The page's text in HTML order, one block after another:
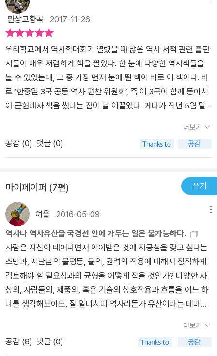
춘 영사관 습격 사건’(간토 참변)을 조작해 간토와 시베리아에 주
둔하고 있던 일본군을 출동시켜 독립군을 제압하려 했다는 정도
입니다. 우리의 역사교육에서는 이 이상 가르치지 않습니다. 그런
데 과연 일본은 조선의 독립군을 제압하기 위해서만 간토를 침략
했을까요? 당시 간토는 중국 땅인데, 어떻게 무단으로 공격을 가
할 수 있었을까요? 또, 시베리아는 러시아의 땅인데, 일본군은 왜
시베리아에 가 있었을까요? 독립군에 대해서도 의문이 있습니
다. 당시 독립군은 ‘체코 군단’이 내다파는 무기를 구입해 무장력
용이 1권 <국제 관계의 변동으로 읽는 동아시아의 역사> 4장
‘제1차 세계대전과 워싱턴 체제’에 자세히 나옵니다. 긴 설명을 하
어든 것도 아니고, 중국을 완전히 무시하고 행동한 것도 아니라는
점입니다. 독립군의 입장에서 당시 국제 정세는 매우 불리했습니
다. 아무튼 ‘청산리 전투’에 관한 ‘국제 관계사’를 제대로 파악하
면 한국근대사(한국민족운동사)만이 아니라 제1차 세계대전과
동아시아사, 그리고 세계의 움직임을 더욱 풍성하고 정확하게 알
수 있습니다. ‘관계사’적 맥락에서 한·중·일 3국의 역사를 읽는다
는 것이 얼마나 중요한지, 독자분들도 함께 깨닫기를 바라는 마음
이에요. ▶ 그렇다면 이 두 권의 책에서는 세 나라의 관계사를 드
러내기 위해 어떤 노력과 과정이 있었는지요? 또 그 결과물은 어
떻게 표현되었는지 궁금합니다. 올해로 11년째 만남을 지속하면
준이 확대되고 깊어졌다고 볼 수 있습니다. 이번 《한중일이 함께
쓴 동아시아 근현대사》는 두 권으로 이루어져 있습니다. 먼저 우
대는 거센 바람앞의 등불처럼 커다란 소용돌이에 휘말리게 되면
서 굴곡진 모습으로 요동치는 시대이다. 이때 서양과 통교하면서
청은 양무운동으로 일본은 메이지유신으로 부국강병을 도모하고
있는데 반해 조선만 고립된 채 혼란한 근대를 보내게 된다. 이때
등장하게 된 국제법을 '만국공법'이라고 불리었는데 이것은 주권
국 간의 대등한 관계를 지향하는 법으로 청은 이 만국공법을 활용
하여 서양에 침략의 빌미를 주지 않은 채 화이질서를 유지하는 것
으로 , 일본은 동아시아에서 주도권을 잡으며 주변국가를 침략하
길을 걸어서인지 만국공법의 실효를 보지 못하였다. 과거는 현재
의 거울이란 말이 있듯이 만국공법에 대해 바른 인지를 못하고 있
던 조선은 불평등조약에 대처할 만한 아무 힘도 없었다. 이어 서
구 열강은 힘으로 갖가지 이권을 차지하여 한중일 3국의 주권과
국익을 크게 훼손시키기 시작한다. 일본의 대륙침략에 대해서
는 일본 내에서도 의견이 분분하다. 일본은 청일전쟁으로 타이완
을 식민지화하고 러일전쟁으로 조선과 남만주를 지배하는 대륙
국가가 되는데 일본의 팽창주의, 침략주의를 필연에 의한 것이 아
니라 '청일전쟁의 전환점'으로 설명한다. 중국에서는 이를 두고
일본의 대륙정책의 목표가 한반도와 만주를 차지하는 것이었으
며, 한국에서는 ‘정한론’에 주목하고 있다. 여기서 삼국의 차이점
이 두드러지는데 전쟁에 대한 시각은 명칭부터 원인까지 다르게
보고 있다. 중국이 ‘항일전쟁’이라 부르는 전쟁은 중국 인민이 일
고도 한다. 그러나 일본은 전시에는 ‘지나사변’으로 불렀고 전후
에는 ‘일중전쟁’으로 부른다. 태평양 전쟁을 일본은 전시에는 ‘대
에 대응하는 3국의 정치사로서만 의미를 갖게되는 절름발이 책
이 되고 말았다. 또 하나 아쉬운 점은 서양 제국주의 세력이 중심
라보는 위로부터의 역사관을 넘어서지도 못했다.
환상교향곡 2017-11-26
우리학교에서 역사학대회가 열렸을 때 많은 역사 서적 관련 출판
사들이 매우 저렴하게 책을 팔았다. 한 눈에 다양한 역사책들을
볼 수 있었는데, 그 중 가장 먼저 눈에 띈 책이 바로 이 책이다. 바
로 ‘한중일 3국 공동 역사 편찬 위원회’, 즉 이 3국이 함께 동아시
아 근현대사 책을 썼다는 점이 날 이끌었다. 게다가 작년 5월 말
시아도 서로 협력 관계를 구축하여 다른 국가들과 경쟁해야 한다
고 생각했다. 이미 선진국 반열에 올라선 일본과, 선진국 문턱까
지 다다른 한국, 미국을 견제할 유일한 국가 중국이 뭉친다면 유
로보다 더욱 센 파워를 가질 수 있지 않을까 싶다. 개인적으로 이
를 위해서는 과거사 청산과 남북한 통일이 해결 과제라고 본다.
특히 2차 대전 직후 미국이 소련과 공산주의를 견제하기 위해 일
본을 패전국치고는 너무 감싸고돌아서 일본이 제국주의 시절의
반성과 대가를 치루지 않은 것이 현재 한중일 삼국 국민들 간의
극심한 반목을 불러일으키고, 이것이 외교적으로 가장 큰 저해 요
소가 되었다. 이러한 반목을 중화하기 위한 첫걸음이 바로 이 책
처럼 한중일이 함께 우리네 역사를 돌이켜보며 서로의 의견을 교
환하고, 문제가 있는 점들은 서로 시정하는 일이 될 것이다. 이 책
안을 작성하고 다른 국가의 역사학자들에게 전달하면 서로 의견
을 교환하며 수정해나가는 방식으로 완성했다고 한다. 놀라운 점
더보기
공감 (0) 댓글 (0)
마이페이퍼 (7편) 쓰기
여울 2016-05-09
역사나 역사유산을 국경선 안에 가두는 일은 불가능하다.
사람은 자신이 태어나면서 이어받은 것에 자긍심을 갖고 싶다는
소망과, 지난날의 불평등, 불의, 권력의 작용에 대해서 정직하게
검토해야 할 필요성과의 균형을 어떻게 잡을 것인가? 다양한 사
상의, 사람들의, 제품의, 혹은 기술의 상호작용과 흐름을 어느 하
나를 생각해보아도, 잘 알다시피 역사라든가 유산이라는 테마를
자’의 일단은, 일본의 과거의 어두운 면만을 강조하는, 그들의 말
더보기
공감 (8) 댓글 (0)